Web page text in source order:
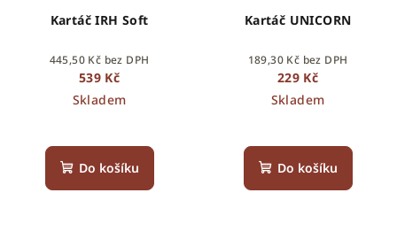
Kartáč IRH Soft
445,50 Kč bez DPH
539 Kč
Skladem
Do košíku
Kartáč UNICORN
189,30 Kč bez DPH
229 Kč
Skladem
Do košíku